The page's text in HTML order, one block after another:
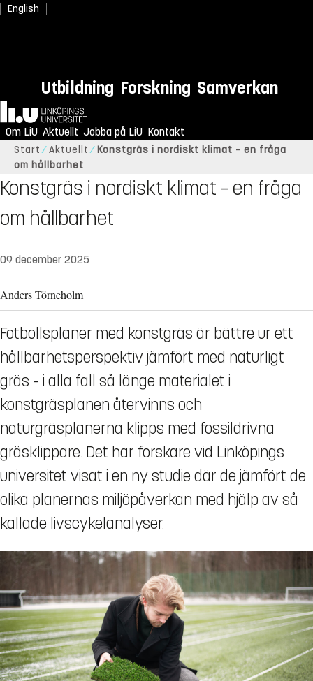
English
Utbildning Forskning Samverkan
Hem
Om LiU Aktuellt Jobba på LiU Kontakt
Start Aktuellt
Konstgräs i nordiskt klimat – en fråga
om hållbarhet
Konstgräs i nordiskt klimat – en fråga
om hållbarhet
09 december 2025
Anders Törneholm
Fotbollsplaner med konstgräs är bättre ur ett
hållbarhetsperspektiv jämfört med naturligt
gräs – i alla fall så länge materialet i
konstgräsplanen återvinns och
naturgräsplanerna klipps med fossildrivna
gräsklippare. Det har forskare vid Linköpings
universitet visat i en ny studie där de jämfört de
olika planernas miljöpåverkan med hjälp av så
kallade livscykelanalyser.